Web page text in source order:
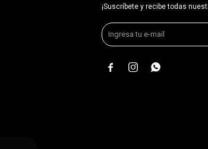
¡Suscríbete y recibe todas
  